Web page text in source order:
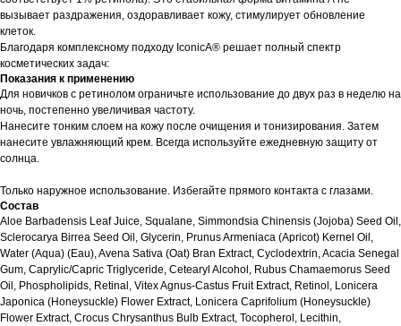
вызывает раздражения, оздоравливает кожу, стимулирует обновление
клеток.
Благодаря комплексному подходу IconicA® решает полный спектр
косметических задач:
Показания к применению
Для новичков с ретинолом ограничьте использование до двух раз в неделю на
ночь, постепенно увеличивая частоту.
Нанесите тонким слоем на кожу после очищения и тонизирования. Затем
нанесите увлажняющий крем. Всегда используйте ежедневную защиту от
солнца.
Только наружное использование. Избегайте прямого контакта с глазами.
Состав
Aloe Barbadensis Leaf Juice, Squalane, Simmondsia Chinensis (Jojoba) Seed Oil,
Sclerocarya Birrea Seed Oil, Glycerin, Prunus Armeniaca (Apricot) Kernel Oil,
Water (Aqua) (Eau), Avena Sativa (Oat) Bran Extract, Cyclodextrin, Acacia Senegal
Gum, Caprylic/Capric Triglyceride, Cetearyl Alcohol, Rubus Chamaemorus Seed
Oil, Phospholipids, Retinal, Vitex Agnus-Castus Fruit Extract, Retinol, Lonicera
Japonica (Honeysuckle) Flower Extract, Lonicera Caprifolium (Honeysuckle)
Flower Extract, Crocus Chrysanthus Bulb Extract, Tocopherol, Lecithin,